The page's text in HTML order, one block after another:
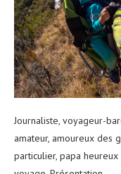
Journaliste, voyageur-
amateur, amoureux des
particulier, papa